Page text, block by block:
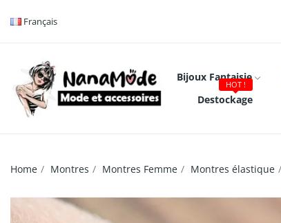
Français
Bijoux Fantaisie
Destockage
HOT !
Home Montres Montres Femme Montres élastique